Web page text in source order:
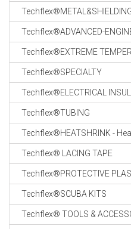
Techflex®ADVANCED-
Techflex®EXTREME
Techflex®SPECIALTY
Techflex®ELECTRICAL
Techflex®TUBING
Techflex®HEATSHRINK -
Techflex® LACING TAPE
Techflex®PROTECTIVE
Techflex®SCUBA KITS
Techflex® TOOLS &